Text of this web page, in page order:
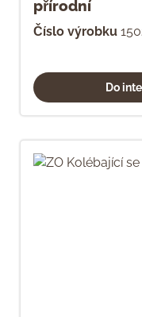
přírodní
Číslo výrobku
Do